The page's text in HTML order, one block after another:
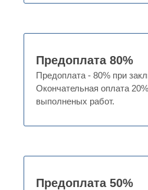
Предоплата 80%
Предоплата - 80% при
Окончательная оплата
выполненых работ.
Предоплата 50%